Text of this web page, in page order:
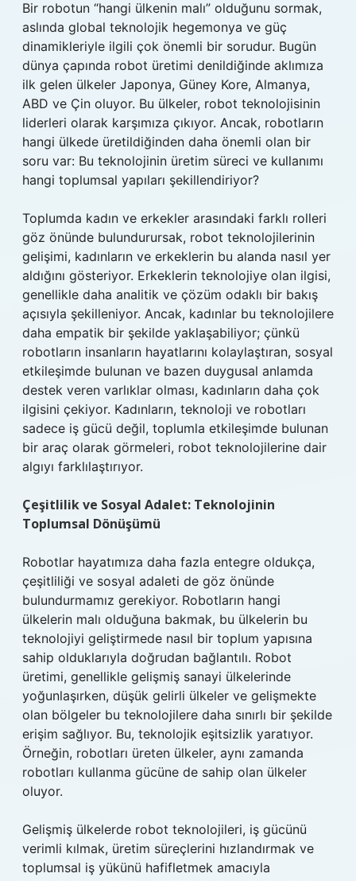
Bir robotun “hangi ülkenin malı” olduğunu sormak,
aslında global teknolojik hegemonya ve güç
dinamikleriyle ilgili çok önemli bir sorudur. Bugün
dünya çapında robot üretimi denildiğinde aklımıza
ilk gelen ülkeler Japonya, Güney Kore, Almanya,
ABD ve Çin oluyor. Bu ülkeler, robot teknolojisinin
liderleri olarak karşımıza çıkıyor. Ancak, robotların
hangi ülkede üretildiğinden daha önemli olan bir
soru var: Bu teknolojinin üretim süreci ve kullanımı
hangi toplumsal yapıları şekillendiriyor?
Toplumda kadın ve erkekler arasındaki farklı rolleri
göz önünde bulundurursak, robot teknolojilerinin
gelişimi, kadınların ve erkeklerin bu alanda nasıl yer
aldığını gösteriyor. Erkeklerin teknolojiye olan ilgisi,
genellikle daha analitik ve çözüm odaklı bir bakış
açısıyla şekilleniyor. Ancak, kadınlar bu teknolojilere
daha empatik bir şekilde yaklaşabiliyor; çünkü
robotların insanların hayatlarını kolaylaştıran, sosyal
etkileşimde bulunan ve bazen duygusal anlamda
destek veren varlıklar olması, kadınların daha çok
ilgisini çekiyor. Kadınların, teknoloji ve robotları
sadece iş gücü değil, toplumla etkileşimde bulunan
bir araç olarak görmeleri, robot teknolojilerine dair
algıyı farklılaştırıyor.
Çeşitlilik ve Sosyal Adalet: Teknolojinin
Toplumsal Dönüşümü
Robotlar hayatımıza daha fazla entegre oldukça,
çeşitliliği ve sosyal adaleti de göz önünde
bulundurmamız gerekiyor. Robotların hangi
ülkelerin malı olduğuna bakmak, bu ülkelerin bu
teknolojiyi geliştirmede nasıl bir toplum yapısına
sahip olduklarıyla doğrudan bağlantılı. Robot
üretimi, genellikle gelişmiş sanayi ülkelerinde
yoğunlaşırken, düşük gelirli ülkeler ve gelişmekte
olan bölgeler bu teknolojilere daha sınırlı bir şekilde
erişim sağlıyor. Bu, teknolojik eşitsizlik yaratıyor.
Örneğin, robotları üreten ülkeler, aynı zamanda
robotları kullanma gücüne de sahip olan ülkeler
oluyor.
Gelişmiş ülkelerde robot teknolojileri, iş gücünü
verimli kılmak, üretim süreçlerini hızlandırmak ve
toplumsal iş yükünü hafifletmek amacıyla